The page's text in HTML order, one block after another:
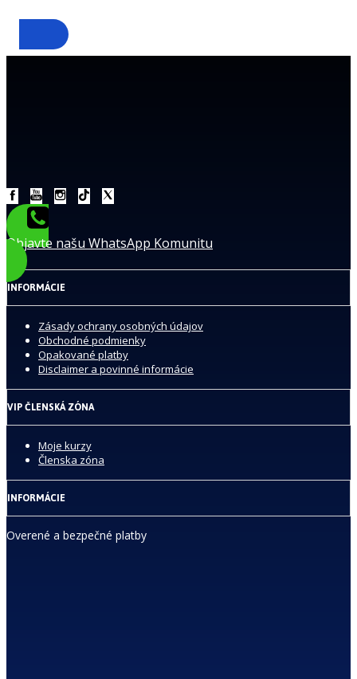
79 € / mesiac
Objavte našu WhatsApp Komunitu
INFORMÁCIE
Zásady ochrany osobných údajov
Obchodné podmienky
Opakované platby
Disclaimer a povinné informácie
VIP ČLENSKÁ ZÓNA
Moje kurzy
Členska zóna
INFORMÁCIE
Overené a bezpečné platby